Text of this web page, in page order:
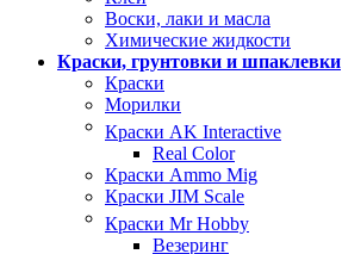
Воски, лаки и масла
Химические жидкости
Краски, грунтовки и шпаклевки
Краски
Морилки
Краски AK Interactive
Real Color
Краски Ammo Mig
Краски JIM Scale
Краски Mr Hobby
Везеринг